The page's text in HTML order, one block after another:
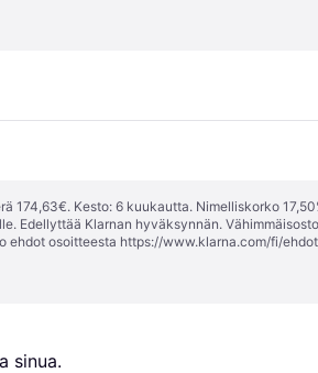
174,63€. Kesto: 6 kuukautta. Nimelliskorko
Edellyttää Klarnan hyväksynnän.
ehdot osoitteesta https://www.klarna.com/fi/
sinua.